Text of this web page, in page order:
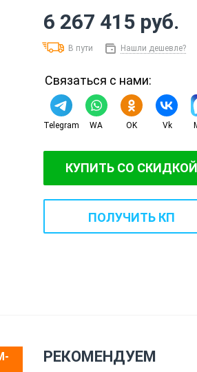
6 267 415 руб.
В пути Нашли дешевле?
Связаться с нами:
Telegram WA OK Vk
КУПИТЬ СО СКИДКОЙ
ПОЛУЧИТЬ КП
РЕКОМЕНДУЕМ